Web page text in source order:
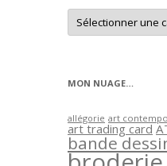
Retrouver
les
articles
MON NUAGE…
allégorie art
art trading card
bande